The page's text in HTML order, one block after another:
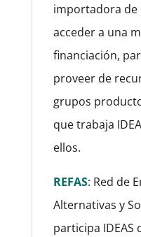
importadora de
acceder a una
financiación,
proveer de
grupos
que trabaja
ellos.
REFAS: Red de
Alternativas y
participa IDEAS